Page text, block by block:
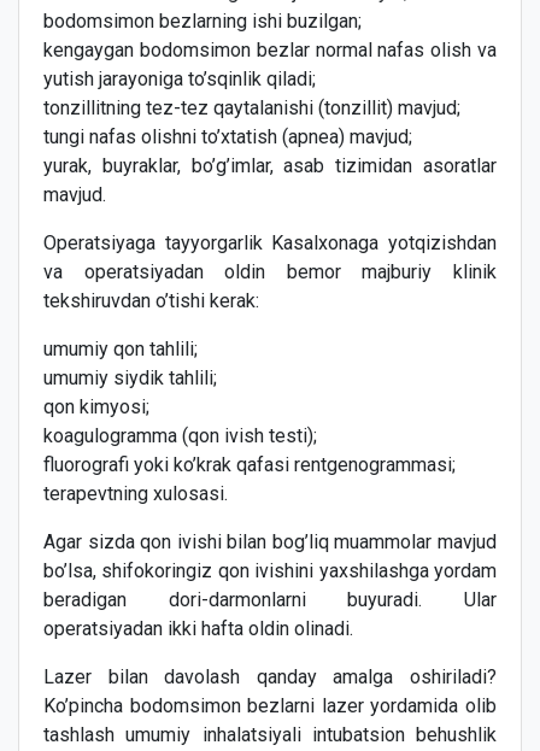
bodomsimon bezlarning ishi buzilgan;
kengaygan bodomsimon bezlar normal nafas olish va
yutish jarayoniga to’sqinlik qiladi;
tonzillitning tez-tez qaytalanishi (tonzillit) mavjud;
tungi nafas olishni to’xtatish (apnea) mavjud;
yurak, buyraklar, bo’g’imlar, asab tizimidan asoratlar
mavjud.
Operatsiyaga tayyorgarlik Kasalxonaga yotqizishdan
va operatsiyadan oldin bemor majburiy klinik
tekshiruvdan o’tishi kerak:
umumiy qon tahlili;
umumiy siydik tahlili;
qon kimyosi;
koagulogramma (qon ivish testi);
fluorografi yoki ko’krak qafasi rentgenogrammasi;
terapevtning xulosasi.
Agar sizda qon ivishi bilan bog’liq muammolar mavjud
bo’lsa, shifokoringiz qon ivishini yaxshilashga yordam
beradigan dori-darmonlarni buyuradi. Ular
operatsiyadan ikki hafta oldin olinadi.
Lazer bilan davolash qanday amalga oshiriladi?
Ko’pincha bodomsimon bezlarni lazer yordamida olib
tashlash umumiy inhalatsiyali intubatsion behushlik